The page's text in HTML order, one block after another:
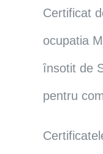
Certificat
ocupatia
ȋnsotit de
pentru